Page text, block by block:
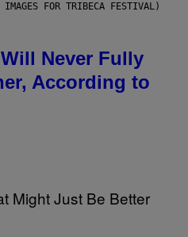
IMAGES FOR TRIBECA FESTIVAL)
Never Fully
According to